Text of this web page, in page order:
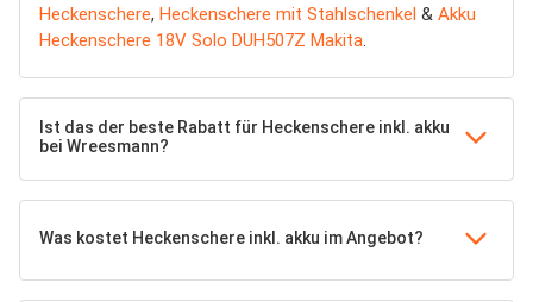
Heckenschere, Heckenschere mit Stahlschenkel & Akku
Heckenschere 18V Solo DUH507Z Makita.
Ist das der beste Rabatt für Heckenschere inkl. akku
bei Wreesmann?
Was kostet Heckenschere inkl. akku im Angebot?